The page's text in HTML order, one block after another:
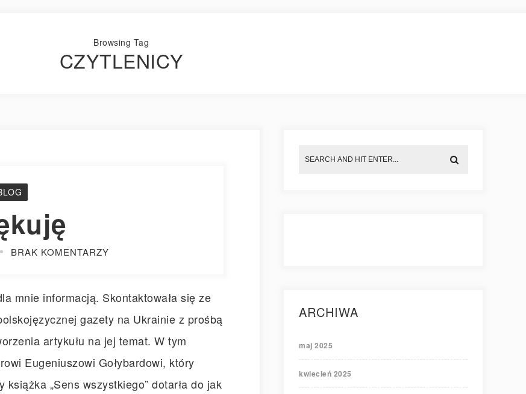
Browsing Tag
CZYTLENICY
BRAK KOMENTARZY
mnie informacją. Skontaktowała się ze
gazety na Ukrainie z prośbą
artykułu na jej temat. W tym
Eugeniuszowi Gołybardowi, który
„Sens wszystkiego” dotarła do jak
ARCHIWA
maj 2025
kwiecień 2025